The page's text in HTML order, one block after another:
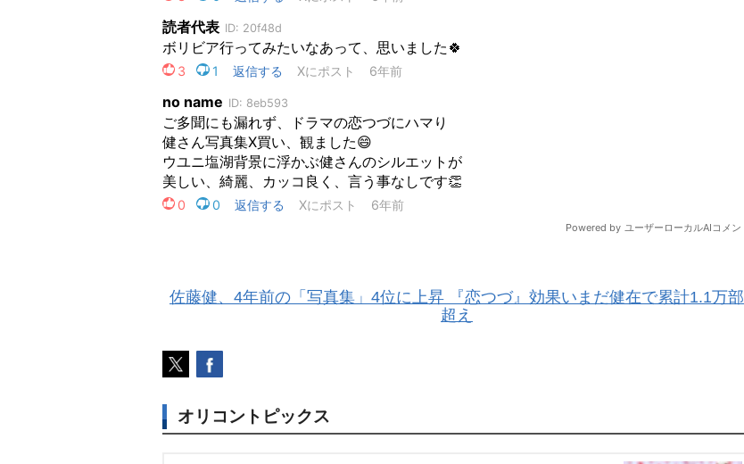
佐藤健、4年前の「写真集」4位に上昇 『恋つづ』効果いまだ健在で累計1.1万部
超え
オリコントピックス